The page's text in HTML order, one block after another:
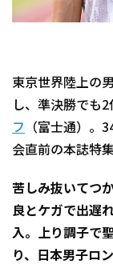
東京世界陸上の
し、準決勝でも
フ
（富士通）。
会直前の本誌特
苦しみ抜いてつ
良とケガで出遅
入。上り調子で
り、日本男子ロ